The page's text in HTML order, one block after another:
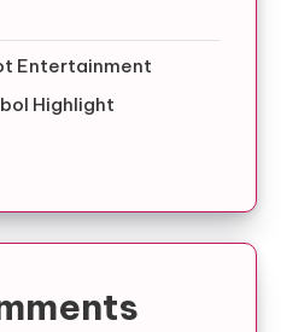
Entertainment
Highlight